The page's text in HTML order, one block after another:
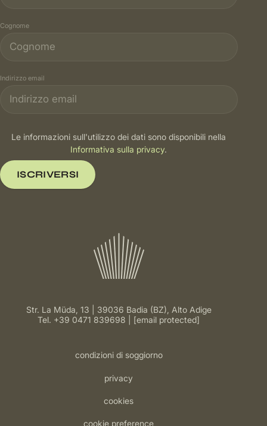
Cognome
Indirizzo email
Le informazioni sull'utilizzo dei dati sono disponibili nella
Informativa sulla privacy.
ISCRIVERSI
Str. La Müda, 13 | 39036 Badia (BZ), Alto Adige
Tel. +39 0471 839698 [email protected]
condizioni di soggiorno
privacy
cookies
cookie preference